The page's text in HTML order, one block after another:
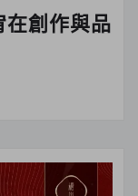
在創作與品